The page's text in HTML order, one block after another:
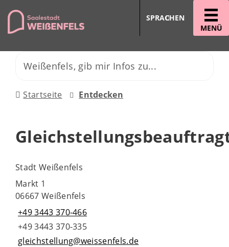
MENÜ
SPRACHEN
Startseite Entdecken
Stadt Weißenfels
Markt 1
06667 Weißenfels
+49 3443 370-466
+49 3443 370-335
gleichstellung@weissenfels.de